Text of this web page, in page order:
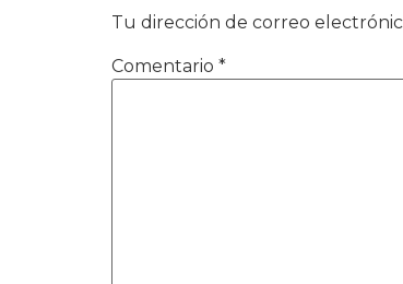
Tu dirección de correo
Comentario *